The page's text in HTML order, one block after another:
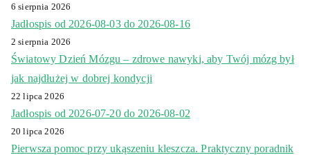
6 sierpnia 2026
Jadłospis od 2026-08-03 do 2026-08-16
2 sierpnia 2026
Światowy Dzień Mózgu – zdrowe nawyki, aby Twój mózg był
jak najdłużej w dobrej kondycji
22 lipca 2026
Jadłospis od 2026-07-20 do 2026-08-02
20 lipca 2026
Pierwsza pomoc przy ukąszeniu kleszcza. Praktyczny poradnik